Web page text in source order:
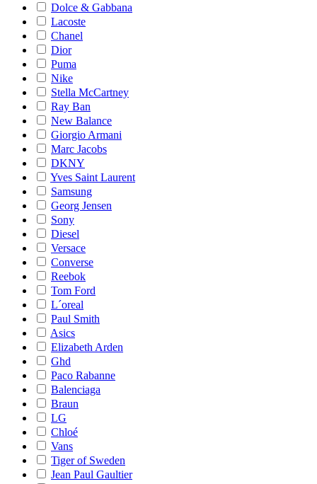
Dolce & Gabbana
Lacoste
Chanel
Dior
Puma
Nike
Stella McCartney
Ray Ban
New Balance
Giorgio Armani
Marc Jacobs
DKNY
Yves Saint Laurent
Samsung
Georg Jensen
Sony
Diesel
Versace
Converse
Reebok
Tom Ford
L´oreal
Paul Smith
Asics
Elizabeth Arden
Ghd
Paco Rabanne
Balenciaga
Braun
LG
Chloé
Vans
Tiger of Sweden
Jean Paul Gaultier